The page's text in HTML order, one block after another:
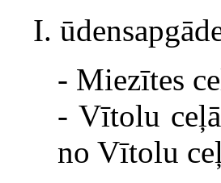
I.
- Miezītes
- Vītolu
no Vītolu